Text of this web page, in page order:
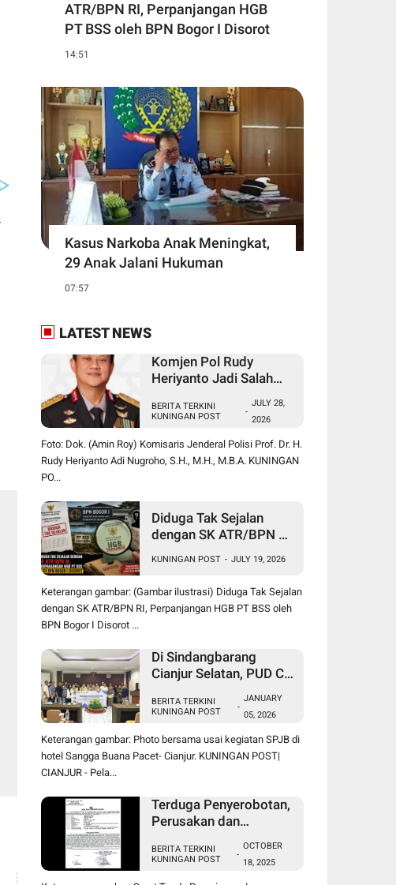
ATR/BPN RI, Perpanjangan HGB
PT BSS oleh BPN Bogor I Disorot
14:51
Kasus Narkoba Anak Meningkat,
29 Anak Jalani Hukuman
07:57
LATEST NEWS
Komjen Pol Rudy
Heriyanto Jadi Salah
Diperbincangkan dalam
Bursa Calon Kapolri
BERITA TERKINI
KUNINGAN POST
-
JULY 28,
2026
Foto: Dok. (Amin Roy) Komisaris Jenderal Polisi Prof. Dr. H.
Rudy Heriyanto Adi Nugroho, S.H., M.H., M.B.A. KUNINGAN
PO...
Diduga Tak Sejalan
dengan SK ATR/BPN RI,
BSS oleh BPN Bogor I
Disorot
KUNINGAN POST - JULY 19, 2026
Keterangan gambar: (Gambar ilustrasi) Diduga Tak Sejalan
dengan SK ATR/BPN RI, Perpanjangan HGB PT BSS oleh
BPN Bogor I Disorot ...
Di Sindangbarang
Cianjur Selatan, PUD CV.
Pupuk Subsidi Sesuai
BERITA TERKINI
KUNINGAN POST
-
JANUARY
05, 2026
Keterangan gambar: Photo bersama usai kegiatan SPJB di
hotel Sangga Buana Pacet- Cianjur. KUNINGAN POST|
CIANJUR - Pela...
Terduga Penyerobotan,
Perusakan dan
Sengketa Pancawati
Bogor Dilaporkan ke
BERITA TERKINI
KUNINGAN POST
-
OCTOBER
18, 2025